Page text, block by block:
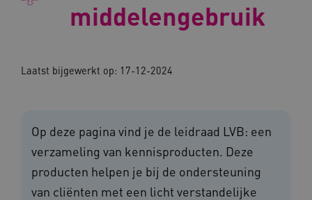
middelengebruik
Laatst bijgewerkt op: 17-12-2024
Op deze pagina vind je de leidraad LVB: een
verzameling van kennisproducten. Deze
producten helpen je bij de ondersteuning
van cliënten met een licht verstandelijke